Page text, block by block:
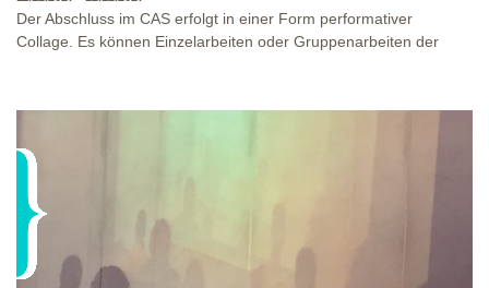
Der Abschluss im CAS erfolgt in einer Form performativer
Collage. Es können Einzelarbeiten oder Gruppenarbeiten der
Ausbildungsprogramm zu erleben. Die Studierenden des
oder Präsentation. Wir freuen uns über Begegnungen und
WO?